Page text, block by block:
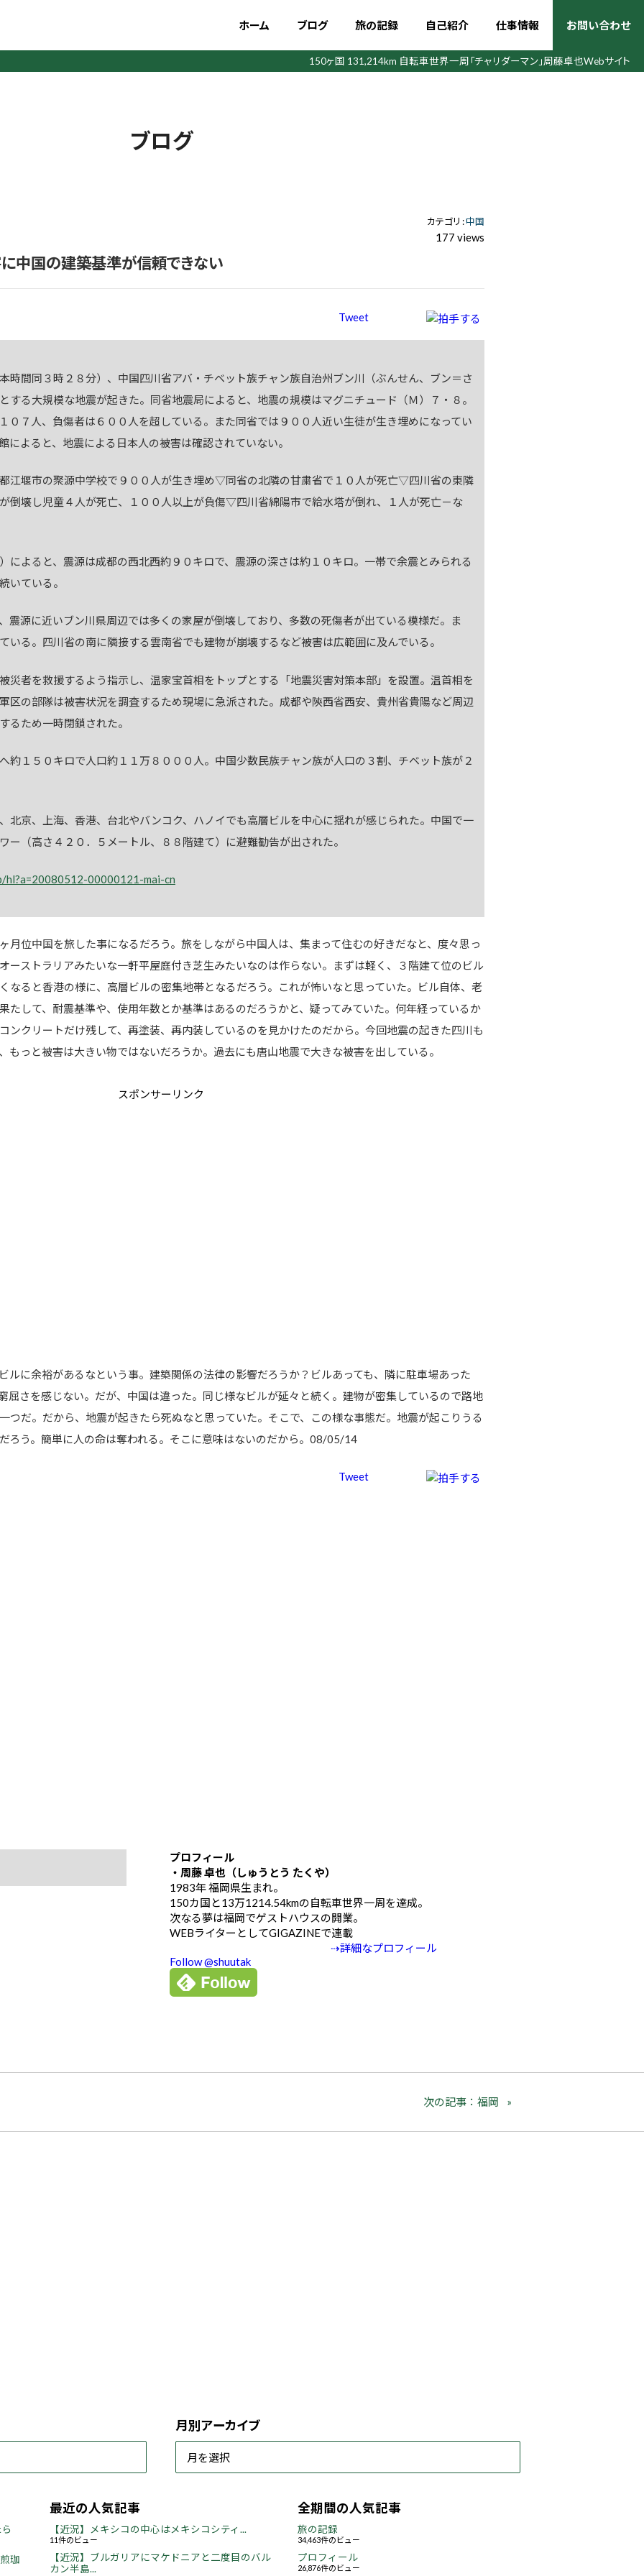
ホーム ブログ 旅の記録 自己紹介 仕事情報 お問い合わせ
150ヶ国 131,214km 自転車世界一周 「チャリダーマン」周藤卓也Webサイト
ブログ
カテゴリ :中国
177 views
中国の建築基準が信頼できない
Tweet
時間同３時２８分）、中国四川省アバ・チベット族チャン族自治州ブン川（ぶんせん、ブン＝さ
する大規模な地震が起きた。同省地震局によると、地震の規模はマグニチュード（Ｍ）７・８。
０７人、負傷者は６００人を超している。また同省では９００人近い生徒が生き埋めになってい
によると、地震による日本人の被害は確認されていない。
江堰市の聚源中学校で９００人が生き埋め▽同省の北隣の甘粛省で１０人が死亡▽四川省の東隣
倒壊し児童４人が死亡、１００人以上が負傷▽四川省綿陽市で給水塔が倒れ、１人が死亡－な
によると、震源は成都の西北西約９０キロで、震源の深さは約１０キロ。一帯で余震とみられる
いている。
震源に近いブン川県周辺では多くの家屋が倒壊しており、多数の死傷者が出ている模様だ。ま
いる。四川省の南に隣接する雲南省でも建物が崩壊するなど被害は広範囲に及んでいる。
災者を救援するよう指示し、温家宝首相をトップとする「地震災害対策本部」を設置。温首相を
区の部隊は被害状況を調査するため現場に急派された。成都や陝西省西安、貴州省貴陽など周辺
るため一時閉鎖された。
約１５０キロで人口約１１万８０００人。中国少数民族チャン族が人口の３割、チベット族が２
北京、上海、香港、台北やバンコク、ハノイでも高層ビルを中心に揺れが感じられた。中国で一
ー（高さ４２０．５メートル、８８階建て）に避難勧告が出された。
hl?a=20080512-00000121-mai-cn
位中国を旅した事になるだろう。旅をしながら中国人は、集まって住むの好きだなと、度々思っ
ーストラリアみたいな一軒平屋庭付き芝生みたいなのは作らない。まずは軽く、３階建て位のビル
なると香港の様に、高層ビルの密集地帯となるだろう。これが怖いなと思っていた。ビル自体、老
たして、耐震基準や、使用年数とか基準はあるのだろうかと、疑ってみていた。何年経っているか
ンクリートだけ残して、再塗装、再内装しているのを見かけたのだから。今回地震の起きた四川も
もっと被害は大きい物ではないだろうか。過去にも唐山地震で大きな被害を出している。
スポンサーリンク
ルに余裕があるなという事。建築関係の法律の影響だろうか？ビルあっても、隣に駐車場あった
屈さを感じない。だが、中国は違った。同じ様なビルが延々と続く。建物が密集しているので路地
つだ。だから、地震が起きたら死ぬなと思っていた。そこで、この様な事態だ。地震が起こりうる
ろう。簡単に人の命は奪われる。そこに意味はないのだから。08/05/14
Tweet
プロフィール
・周藤 卓也（しゅうとう たくや）
1983年 福岡県生まれ。
150カ国と13万1214.54kmの自転車世界一周を達成。
次なる夢は福岡でゲストハウスの開業。
WEBライターとしてGIGAZINEで連載
⇢詳細なプロフィール
Follow @shuutak
次の記事：福岡
月別アーカイブ
珈
最近の人気記事
【近況】メキシコの中心はメキシコシティ...
11件のビュー
【近況】ブルガリアにマケドニアと二度目のバル
カン半島...
全期間の人気記事
旅の記録
34,463件のビュー
プロフィール
26,876件のビュー